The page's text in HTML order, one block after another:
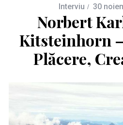
Interviu 30
Norbert
Kitsteinhorn
Plăcere,